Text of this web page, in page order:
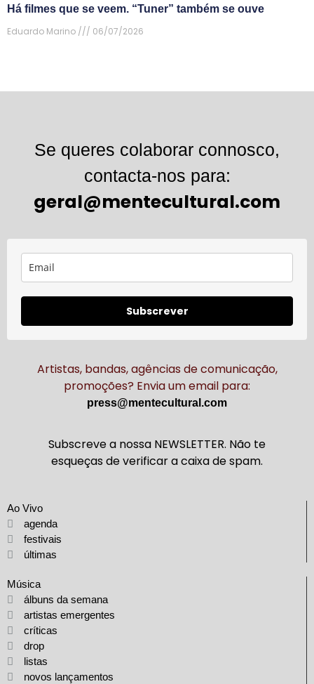
Há filmes que se veem. “Tuner” também se ouve
Eduardo Marino
06/07/2026
Se queres colaborar connosco,
contacta-nos para:
geral@mentecultural.com
Subscrever
Artistas, bandas, agências de comunicação,
promoções? Envia um email para:
press@mentecultural.com
Subscreve a nossa NEWSLETTER. Não te
esqueças de verificar a caixa de spam.
Ao Vivo
agenda
festivais
últimas
Música
álbuns da semana
artistas emergentes
críticas
drop
listas
novos lançamentos